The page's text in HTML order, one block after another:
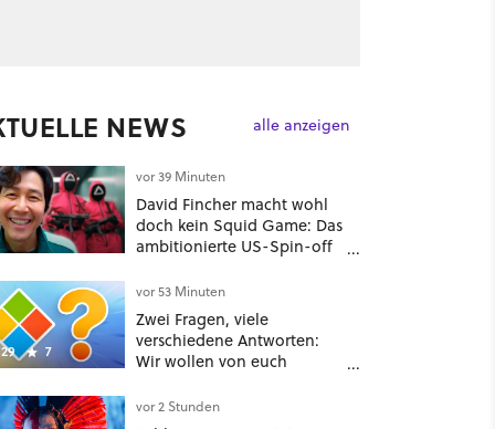
NEWS alle anzeigen
vor 39 Minuten
David Fincher macht wohl
doch kein Squid Game: Das
ambitionierte US-Spin-off
7
vor 53 Minuten
Zwei Fragen, viele
verschiedene Antworten:
Wir wollen von euch
euer Windows ist
vor 2 Stunden